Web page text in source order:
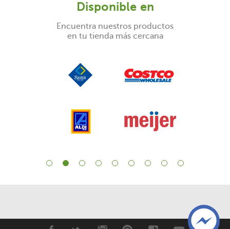
Disponible en
Encuentra nuestros productos
en tu tienda más cercana